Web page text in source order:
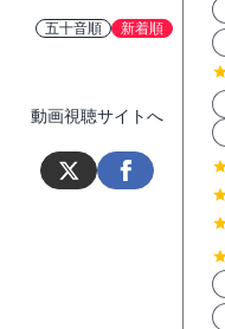
五十音順 新着順
動画視聴サイトへ